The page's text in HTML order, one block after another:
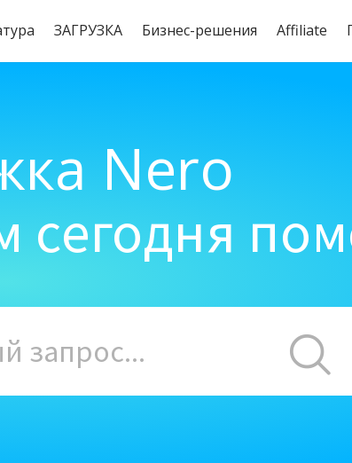
ЗАГРУЗКА Бизнес-решения Affiliate
Nero